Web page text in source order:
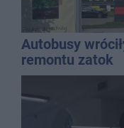
Autobusy
remontu zatok